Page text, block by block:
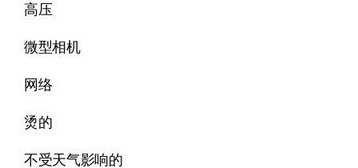
高压
微型相机
网络
烫的
不受天气影响的